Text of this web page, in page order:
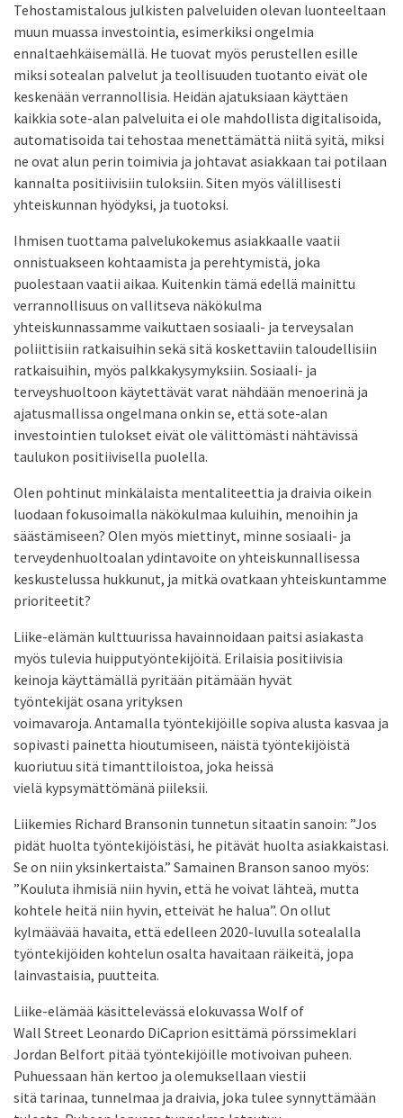
Tehostamistalous julkisten palveluiden olevan luonteeltaan
muun muassa investointia, esimerkiksi ongelmia
ennaltaehkäisemällä. He tuovat myös perustellen esille
miksi sotealan palvelut ja teollisuuden tuotanto eivät ole
keskenään verrannollisia. Heidän ajatuksiaan käyttäen
kaikkia sote-alan palveluita ei ole mahdollista digitalisoida,
automatisoida tai tehostaa menettämättä niitä syitä, miksi
ne ovat alun perin toimivia ja johtavat asiakkaan tai potilaan
kannalta positiivisiin tuloksiin. Siten myös välillisesti
yhteiskunnan hyödyksi, ja tuotoksi.
Ihmisen tuottama palvelukokemus asiakkaalle vaatii
onnistuakseen kohtaamista ja perehtymistä, joka
puolestaan vaatii aikaa. Kuitenkin tämä edellä mainittu
verrannollisuus on vallitseva näkökulma
yhteiskunnassamme vaikuttaen sosiaali- ja terveysalan
poliittisiin ratkaisuihin sekä sitä koskettaviin taloudellisiin
ratkaisuihin, myös palkkakysymyksiin. Sosiaali- ja
terveyshuoltoon käytettävät varat nähdään menoerinä ja
ajatusmallissa ongelmana onkin se, että sote-alan
investointien tulokset eivät ole välittömästi nähtävissä
taulukon positiivisella puolella.
Olen pohtinut minkälaista mentaliteettia ja draivia oikein
luodaan fokusoimalla näkökulmaa kuluihin, menoihin ja
säästämiseen? Olen myös miettinyt, minne sosiaali- ja
terveydenhuoltoalan ydintavoite on yhteiskunnallisessa
keskustelussa hukkunut, ja mitkä ovatkaan yhteiskuntamme
prioriteetit?
Liike-elämän kulttuurissa havainnoidaan paitsi asiakasta
myös tulevia huipputyöntekijöitä. Erilaisia positiivisia
keinoja käyttämällä pyritään pitämään hyvät
työntekijät osana yrityksen
voimavaroja. Antamalla työntekijöille sopiva alusta kasvaa ja
sopivasti painetta hioutumiseen, näistä työntekijöistä
kuoriutuu sitä timanttiloistoa, joka heissä
vielä kypsymättömänä piileksii.
Liikemies Richard Bransonin tunnetun sitaatin sanoin: ”Jos
pidät huolta työntekijöistäsi, he pitävät huolta asiakkaistasi.
Se on niin yksinkertaista.” Samainen Branson sanoo myös:
”Kouluta ihmisiä niin hyvin, että he voivat lähteä, mutta
kohtele heitä niin hyvin, etteivät he halua”. On ollut
kylmäävää havaita, että edelleen 2020-luvulla sotealalla
työntekijöiden kohtelun osalta havaitaan räikeitä, jopa
lainvastaisia, puutteita.
Liike-elämää käsittelevässä elokuvassa Wolf of
Wall Street Leonardo DiCaprion esittämä pörssimeklari
Jordan Belfort pitää työntekijöille motivoivan puheen.
Puhuessaan hän kertoo ja olemuksellaan viestii
sitä tarinaa, tunnelmaa ja draivia, joka tulee synnyttämään